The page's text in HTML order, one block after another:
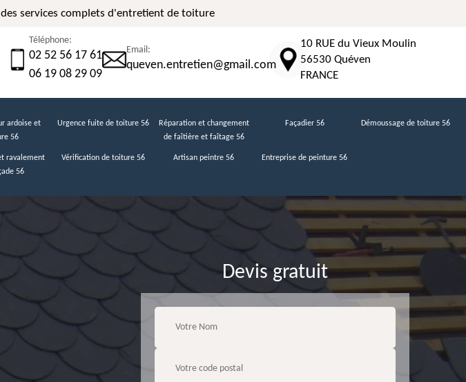
services complets d'entretient de toiture
Téléphone:
02 52 56 17 61
06 19 08 29 09
Email:
queven.entretien@gmail.com
10 RUE du Vieux Moulin
56530 Quéven
FRANCE
ardoise et
56
Urgence fuite de toiture 56
Réparation et changement
de faîtière et faîtage 56
Façadier 56 Démoussage de toiture 56
ravalement
56
Vérification de toiture 56 Artisan peintre 56 Entreprise de peinture 56
Devis gratuit